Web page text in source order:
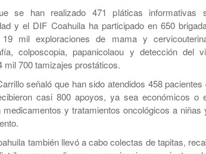
se han realizado 471 pláticas informativas
y el DIF Coahuila ha participado en 650
mil exploraciones de mama y
colposcopia, papanicolaou y detección del
mil 700 tamizajes prostáticos.
señaló que han sido atendidos 458
casi 800 apoyos, ya sea económicos o
medicamentos y tratamientos oncológicos a
también llevó a cabo colectas de tapitas,